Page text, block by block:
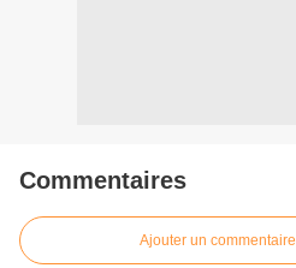
Commentaires
Ajouter un commentaire